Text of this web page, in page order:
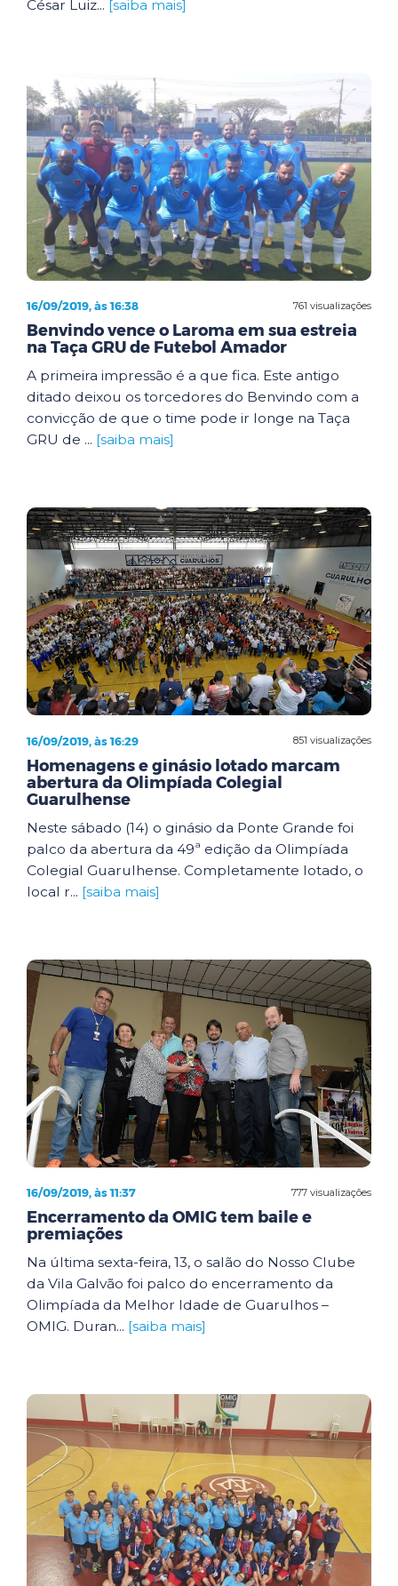
César Luiz... [saiba mais]
761 visualizações
16/09/2019, às 16:38
Benvindo vence o Laroma em sua estreia
na Taça GRU de Futebol Amador
A primeira impressão é a que fica. Este antigo
ditado deixou os torcedores do Benvindo com a
convicção de que o time pode ir longe na Taça
GRU de ... [saiba mais]
851 visualizações
16/09/2019, às 16:29
Homenagens e ginásio lotado marcam
abertura da Olimpíada Colegial
Guarulhense
Neste sábado (14) o ginásio da Ponte Grande foi
palco da abertura da 49ª edição da Olimpíada
Colegial Guarulhense. Completamente lotado, o
local r... [saiba mais]
777 visualizações
16/09/2019, às 11:37
Encerramento da OMIG tem baile e
premiações
Na última sexta-feira, 13, o salão do Nosso Clube
da Vila Galvão foi palco do encerramento da
Olimpíada da Melhor Idade de Guarulhos –
OMIG. Duran... [saiba mais]